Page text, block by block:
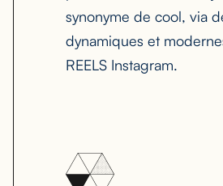
synonyme de cool, via
dynamiques et
REELS Instagram.